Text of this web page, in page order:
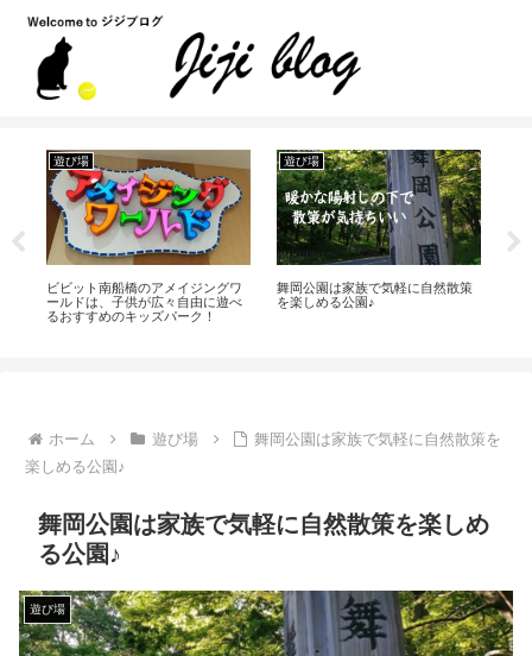
遊び場
ビビット南船橋のアメイジングワ
ールドは、子供が広々自由に遊べ
るおすすめのキッズパーク！
遊び場
舞岡公園は家族で気軽に自然散策
を楽しめる公園♪
ホーム 遊び場
舞岡公園は家族で気軽に自然散策を
楽しめる公園♪
舞岡公園は家族で気軽に自然散策を楽しめ
る公園♪
遊び場